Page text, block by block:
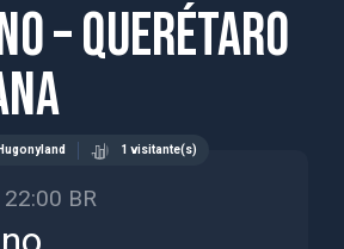
– Querétaro
Hugonyland 1 visitante(s)
BR